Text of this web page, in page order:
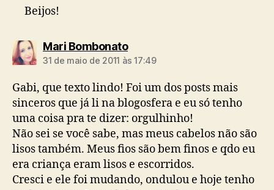
Beijos!
Mari Bombonatodiz:
31 de maio de 2011 às 17:49
Gabi, que texto lindo! Foi um dos posts mais
sinceros que já li na blogosfera e eu só tenho
uma coisa pra te dizer: orgulhinho!
Não sei se você sabe, mas meus cabelos não são
lisos também. Meus fios são bem finos e qdo eu
era criança eram lisos e escorridos.
Cresci e ele foi mudando, ondulou e hoje tenho